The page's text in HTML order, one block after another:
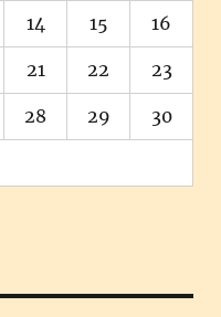
14 15 16
21 22 23
28 29 30